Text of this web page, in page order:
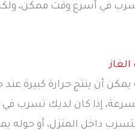
في أسرع وقت ممكن،
يمكن أن ينتج حرارة
إذا كان لديك تسرب
داخل المنزل، أو